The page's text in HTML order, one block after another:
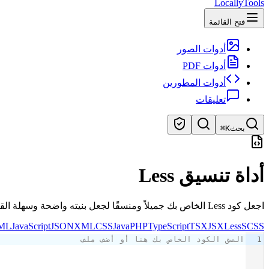
LocallyTools
فتح القائمة
أدوات الصور
أدوات PDF
أدوات المطورين
تعليقات
بحث⌘K
بحث سريع عن الأدوات
أداة تنسيق Less
اجعل كود Less الخاص بك جميلاً ومنسقًا لجعل بنيته واضحة وسهلة القراءة.
JavaScriptJSONXMLCSSJavaPHPTypeScriptTSXJSXLessSCSS
1 الصق الكود الخاص بك هنا أو أضف ملف